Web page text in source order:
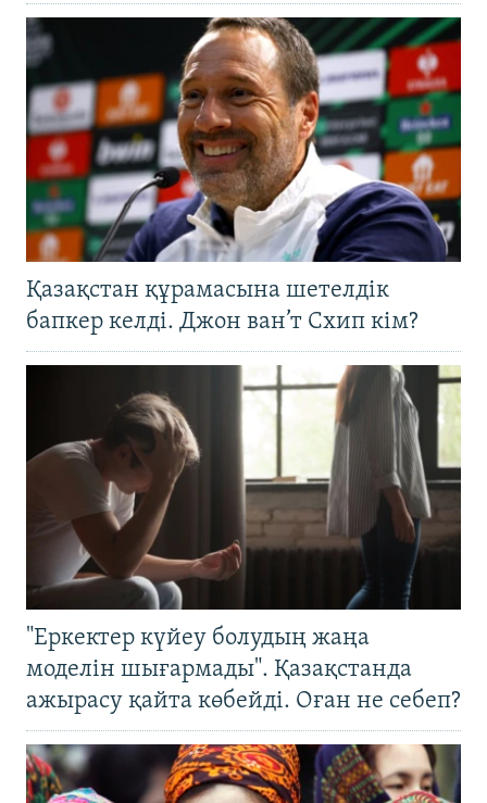
Қазақстан құрамасына шетелдік
бапкер келді. Джон ван’т Схип кім?
"Еркектер күйеу болудың жаңа
моделін шығармады". Қазақстанда
ажырасу қайта көбейді. Оған не себеп?